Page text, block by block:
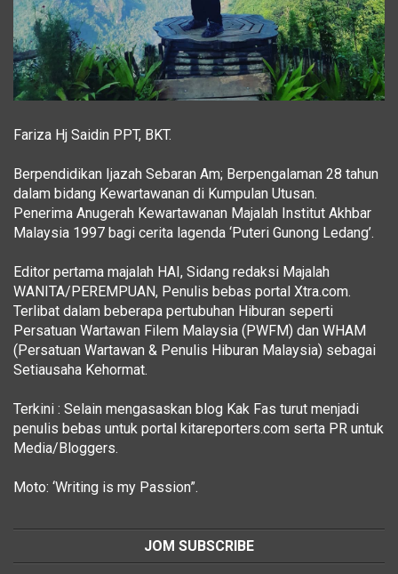
Fariza Hj Saidin PPT, BKT.
Berpendidikan Ijazah Sebaran Am; Berpengalaman 28 tahun
dalam bidang Kewartawanan di Kumpulan Utusan.
Penerima Anugerah Kewartawanan Majalah Institut Akhbar
Malaysia 1997 bagi cerita lagenda ‘Puteri Gunong Ledang’.
Editor pertama majalah HAI, Sidang redaksi Majalah
WANITA/PEREMPUAN, Penulis bebas portal Xtra.com.
Terlibat dalam beberapa pertubuhan Hiburan seperti
Persatuan Wartawan Filem Malaysia (PWFM) dan WHAM
(Persatuan Wartawan & Penulis Hiburan Malaysia) sebagai
Setiausaha Kehormat.
Terkini : Selain mengasaskan blog Kak Fas turut menjadi
penulis bebas untuk portal kitareporters.com serta PR untuk
Media/Bloggers.
Moto: ‘Writing is my Passion”.
JOM SUBSCRIBE